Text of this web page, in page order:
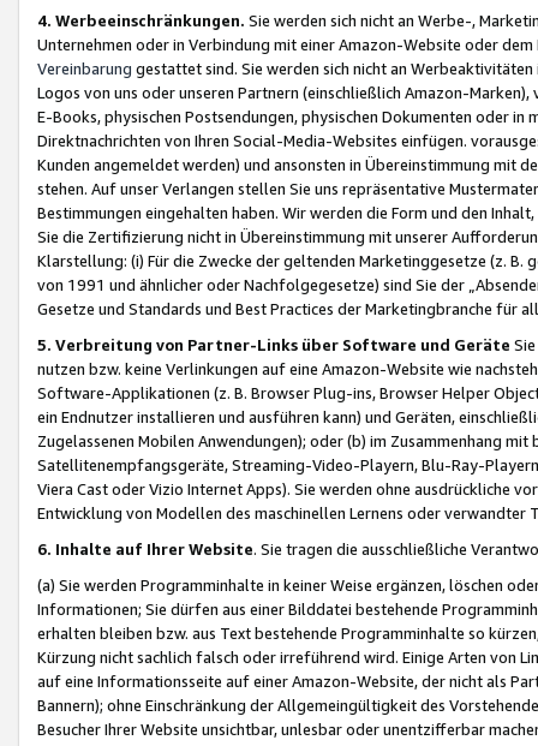
4. Werbeeinschränkungen. Sie werden sich nicht an Werbe-,
Unternehmen oder in Verbindung mit einer Amazon-Website oder
Vereinbarung gestattet sind. Sie werden sich nicht an
Logos von uns oder unseren Partnern (einschließlich Amazon-
E-Books, physischen Postsendungen, physischen Dokumenten oder in
Direktnachrichten von Ihren Social-Media-Websites einfügen.
Kunden angemeldet werden) und ansonsten in Übereinstimmung mit
stehen. Auf unser Verlangen stellen Sie uns repräsentative
Bestimmungen eingehalten haben. Wir werden die Form und den
Sie die Zertifizierung nicht in Übereinstimmung mit unserer
Klarstellung: (i) Für die Zwecke der geltenden Marketinggesetze (z. B.
von 1991 und ähnlicher oder Nachfolgegesetze) sind Sie der
Gesetze und Standards und Best Practices der Marketingbranche für
5. Verbreitung von Partner-Links über Software und Geräte
nutzen bzw. keine Verlinkungen auf eine Amazon-Website wie
Software-Applikationen (z. B. Browser Plug-ins, Browser Helper
ein Endnutzer installieren und ausführen kann) und Geräten,
Zugelassenen Mobilen Anwendungen); oder (b) im Zusammenhang
Satellitenempfangsgeräte, Streaming-Video-Playern, Blu-Ray-
Viera Cast oder Vizio Internet Apps). Sie werden ohne ausdrückliche
Entwicklung von Modellen des maschinellen Lernens oder
6. Inhalte auf Ihrer Website. Sie tragen die ausschließliche
(a) Sie werden Programminhalte in keiner Weise ergänzen, löschen
Informationen; Sie dürfen aus einer Bilddatei bestehende
erhalten bleiben bzw. aus Text bestehende Programminhalte so
Kürzung nicht sachlich falsch oder irreführend wird. Einige Arten von
auf eine Informationsseite auf einer Amazon-Website, der nicht als
Bannern); ohne Einschränkung der Allgemeingültigkeit des
Besucher Ihrer Website unsichtbar, unlesbar oder unentzifferbar